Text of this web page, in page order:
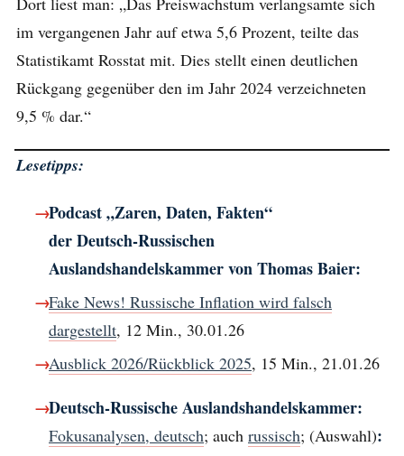
im vergangenen Jahr auf etwa 5,6 Prozent, teilte das
Statistikamt Rosstat mit. Dies stellt einen deutlichen
Rückgang gegenüber den im Jahr 2024 verzeichneten
9,5 % dar.“
Lesetipps:
Podcast „Zaren, Daten, Fakten“
der Deutsch-Russischen
Auslandshandelskammer von Thomas Baier:
Fake News! Russische Inflation wird falsch
dargestellt, 12 Min., 30.01.26
Ausblick 2026/Rückblick 2025, 15 Min., 21.01.26
Deutsch-Russische Auslandshandelskammer:
Fokusanalysen, deutsch; auch russisch; (Auswahl):